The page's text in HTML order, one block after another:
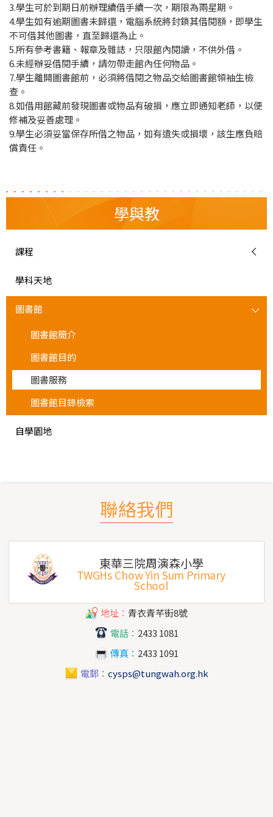
3.學生可於到期日前辦理續借手續一次，期限為兩星期。
4.學生如有逾期圖書未歸還，電腦系統將封鎖其借閱額，即學生
不可借其他圖書，直至歸還為止。
5.所有參考書籍、報章及雜誌，只限館內閱讀，不供外借。
6.未經辦妥借閱手續，請勿帶走館內任何物品。
7.學生離開圖書館前，必須將借閱之物品交給圖書館領袖生檢
查。
8.如借用館藏前發現圖書或物品有破損，應立即通知老師，以便
修補及妥善處理。
9.學生必須妥當保存所借之物品，如有遺失或損壞，該生應負賠
償責任。
學與教
課程
學科天地
圖書館
圖書館簡介
圖書館目的
圖書服務
圖書館目錄檢索
自學園地
聯絡我們
東華三院周演森小學
TWGHs Chow Yin Sum Primary
School
地址： 青衣青芊街8號
電話： 2433 1081
傳真： 2433 1091
電郵： cysps@tungwah.org.hk